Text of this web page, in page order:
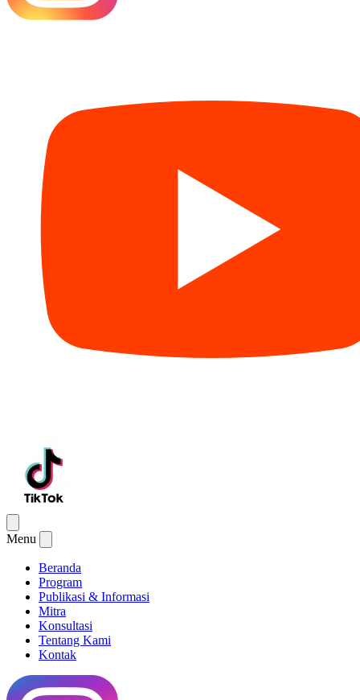
Menu
Beranda
Program
Publikasi & Informasi
Mitra
Konsultasi
Tentang Kami
Kontak